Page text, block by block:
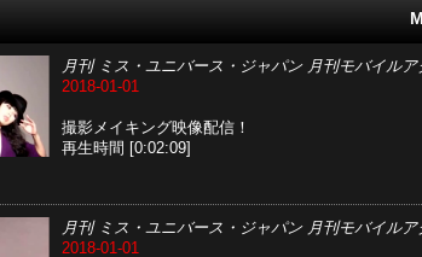
月刊 ミス・ユニバース・ジャパン 月刊モバイル
2018-01-01
撮影メイキング映像配信！
再生時間 [0:02:09]
月刊 ミス・ユニバース・ジャパン 月刊モバイル
2018-01-01